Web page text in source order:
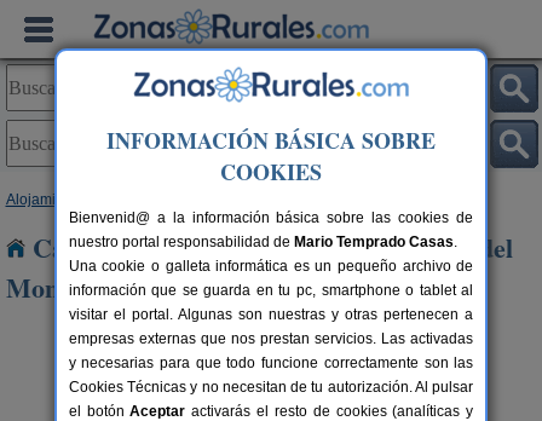
Alojamientos
Casas Rurales cerca de Santo Adriano del
Monte
INFORMACIÓN BÁSICA SOBRE
COOKIES
Bienvenid@ a la información básica sobre las cookies de
nuestro portal responsabilidad de Mario Temprado Casas.
Una cookie o galleta informática es un pequeño archivo de
información que se guarda en tu pc, smartphone o tablet al
visitar el portal. Algunas son nuestras y otras pertenecen a
empresas externas que nos prestan servicios. Las activadas
y necesarias para que todo funcione correctamente son las
Cookies Técnicas y no necesitan de tu autorización. Al pulsar
el botónAceptar activarás el resto de cookies (analíticas y